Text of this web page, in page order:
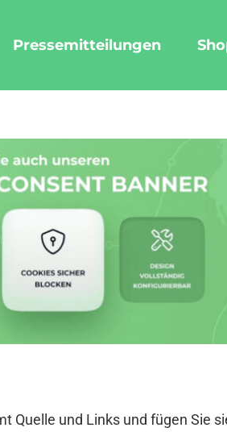
Pressemitteilungen
Quelle und Links und fügen Sie